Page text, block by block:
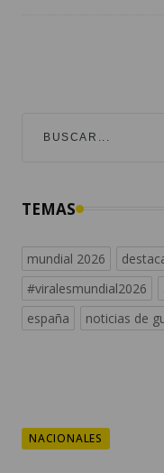
TEMAS
mundial 2026
#viralesmundial2026
españa
noticias de
NACIONALES